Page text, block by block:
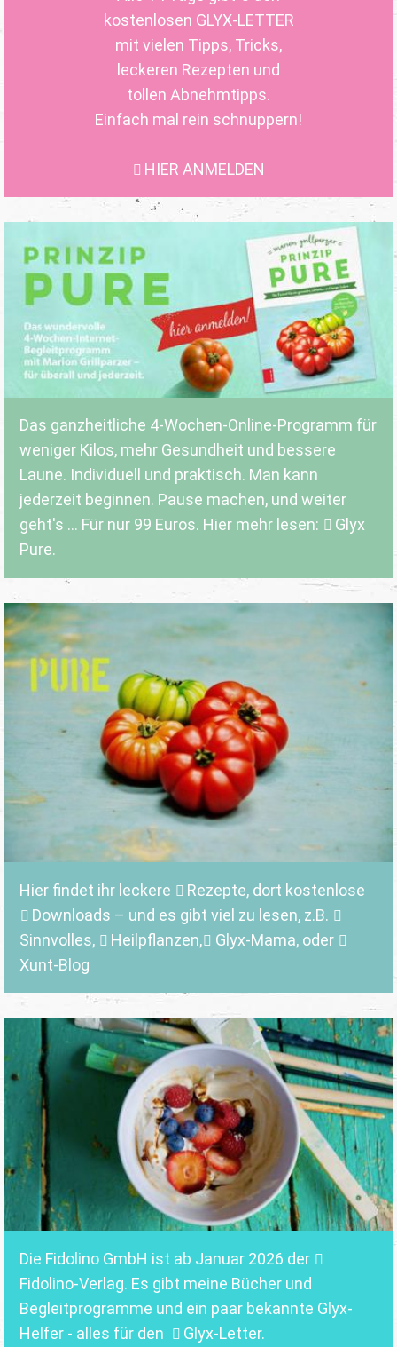
kostenlosen GLYX-LETTER
mit vielen Tipps, Tricks,
leckeren Rezepten und
tollen Abnehmtipps.
Einfach mal rein schnuppern!
HIER ANMELDEN
Das ganzheitliche 4-Wochen-Online-Programm für
weniger Kilos, mehr Gesundheit und bessere
Laune. Individuell und praktisch. Man kann
jederzeit beginnen. Pause machen, und weiter
geht's ... Für nur 99 Euros. Hier mehr lesen:
Glyx
Pure.
Hier findet ihr leckere Rezepte, dort kostenlose
Downloads – und es gibt viel zu lesen, z.B.
Sinnvolles, Heilpflanzen, Glyx-Mama,oder
Xunt-Blog
Die Fidolino GmbH ist ab Januar 2026 der
Fidolino-Verlag. Es gibt meine Bücher und
Begleitprogramme und ein paar bekannte Glyx-
Helfer - alles für den
Glyx-Letter.